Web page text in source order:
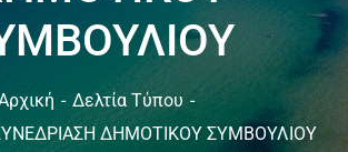
Δελτία Τύπου
ΔΗΜΟΤΙΚΟΥ ΣΥΜΒΟΥΛΙΟΥ